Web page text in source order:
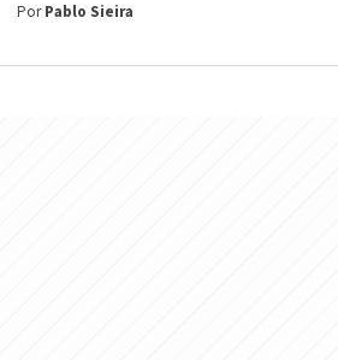
PorPablo Sieira